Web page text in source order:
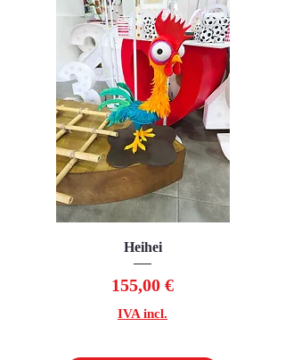
Heihei
Preço
155,00 €
IVA incl.